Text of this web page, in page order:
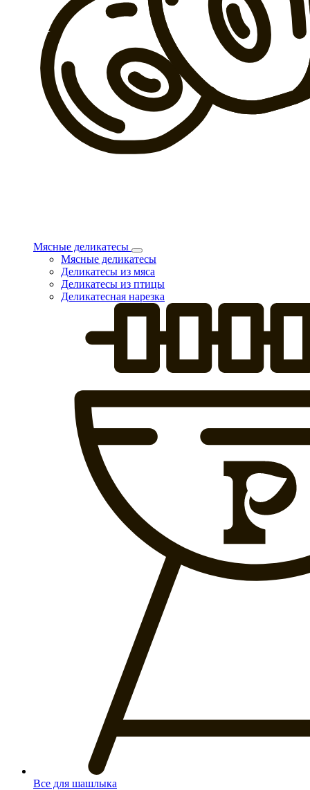
Мясные деликатесы
Мясные деликатесы
Деликатесы из мяса
Деликатесы из птицы
Деликатесная нарезка
Все для шашлыка